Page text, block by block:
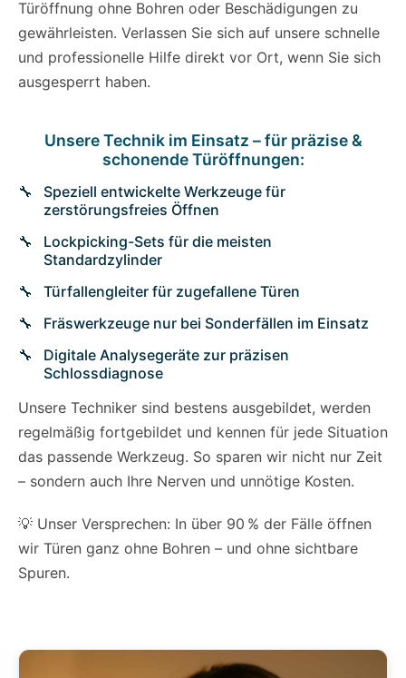
Türöffnung ohne Bohren oder Beschädigungen zu
gewährleisten. Verlassen Sie sich auf unsere schnelle
und professionelle Hilfe direkt vor Ort, wenn Sie sich
ausgesperrt haben.
Unsere Technik im Einsatz – für präzise &
schonende Türöffnungen:
Speziell entwickelte Werkzeuge für
zerstörungsfreies Öffnen
Lockpicking-Sets für die meisten
Standardzylinder
Türfallengleiter für zugefallene Türen
Fräswerkzeuge nur bei Sonderfällen im Einsatz
Digitale Analysegeräte zur präzisen
Schlossdiagnose
Unsere Techniker sind bestens ausgebildet, werden
regelmäßig fortgebildet und kennen für jede Situation
das passende Werkzeug. So sparen wir nicht nur Zeit
– sondern auch Ihre Nerven und unnötige Kosten.
💡 Unser Versprechen: In über 90 % der Fälle öffnen
wir Türen ganz ohne Bohren – und ohne sichtbare
Spuren.